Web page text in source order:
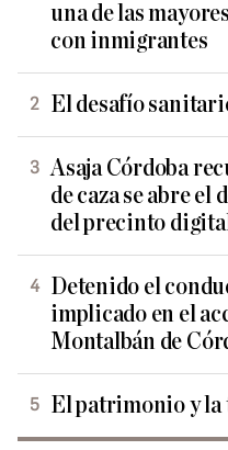
una de las
con inmigrantes
El desafío
Asaja Córdoba
de caza se abre
del precinto
Detenido el
implicado en el
Montalbán de
El patrimonio y la